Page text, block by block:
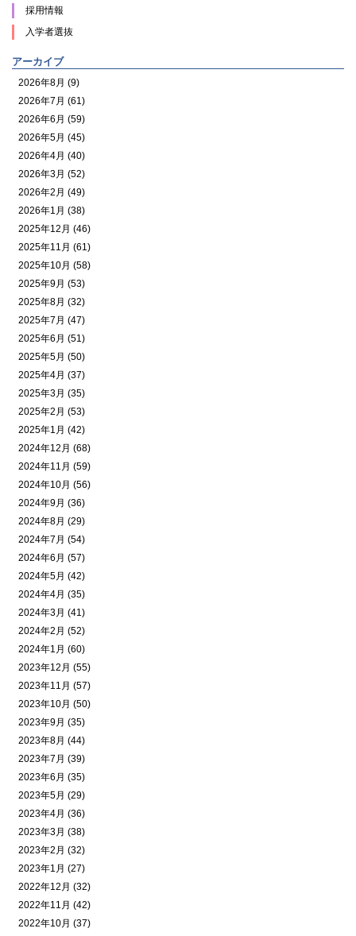
採用情報
入学者選抜
アーカイブ
2026年8月 (9)
2026年7月 (61)
2026年6月 (59)
2026年5月 (45)
2026年4月 (40)
2026年3月 (52)
2026年2月 (49)
2026年1月 (38)
2025年12月 (46)
2025年11月 (61)
2025年10月 (58)
2025年9月 (53)
2025年8月 (32)
2025年7月 (47)
2025年6月 (51)
2025年5月 (50)
2025年4月 (37)
2025年3月 (35)
2025年2月 (53)
2025年1月 (42)
2024年12月 (68)
2024年11月 (59)
2024年10月 (56)
2024年9月 (36)
2024年8月 (29)
2024年7月 (54)
2024年6月 (57)
2024年5月 (42)
2024年4月 (35)
2024年3月 (41)
2024年2月 (52)
2024年1月 (60)
2023年12月 (55)
2023年11月 (57)
2023年10月 (50)
2023年9月 (35)
2023年8月 (44)
2023年7月 (39)
2023年6月 (35)
2023年5月 (29)
2023年4月 (36)
2023年3月 (38)
2023年2月 (32)
2023年1月 (27)
2022年12月 (32)
2022年11月 (42)
2022年10月 (37)